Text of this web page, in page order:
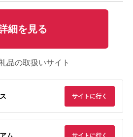
細を見る
品の取扱いサイト
サイトに行く
ム サイトに行く